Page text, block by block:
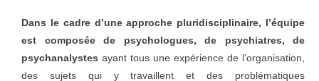
Dans le cadre d’une approche pluridisciplinaire, l’équipe
est composée de psychologues, de psychiatres, de
psychanalystes ayant tous une expérience de l’organisation,
des sujets qui y travaillent et des problématiques